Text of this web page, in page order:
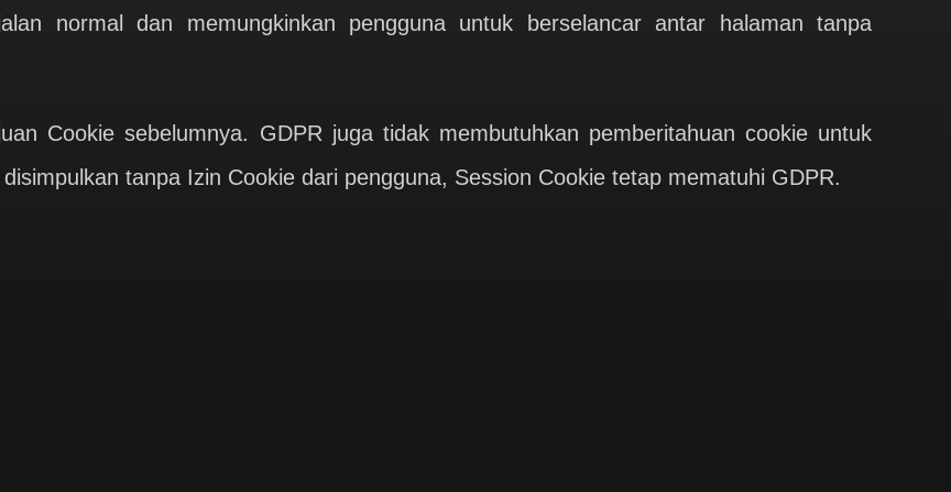
normal dan memungkinkan pengguna untuk berselancar antar halaman tanpa
Cookie sebelumnya. GDPR juga tidak membutuhkan pemberitahuan cookie untuk
tanpa Izin Cookie dari pengguna, Session Cookie tetap mematuhi GDPR.